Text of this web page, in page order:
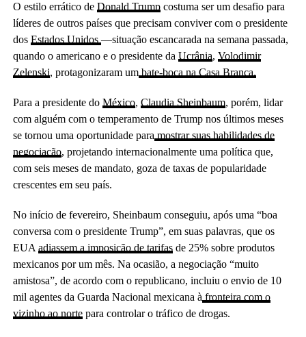
O estilo errático de Donald Trumpcostuma ser um desafio para
líderes de outros países que precisam conviver com o presidente
dos Estados Unidos—situação escancarada na semana passada,
quando o americano e o presidente da Ucrânia, Volodimir
Zelenski, protagonizaram umbate-boca na Casa Branca.
Para a presidente do México, Claudia Sheinbaum, porém, lidar
com alguém com o temperamento de Trump nos últimos meses
se tornou uma oportunidade paramostrar suas habilidades de
negociação, projetando internacionalmente uma política que,
com seis meses de mandato, goza de taxas de popularidade
crescentes em seu país.
No início de fevereiro, Sheinbaum conseguiu, após uma “boa
conversa com o presidente Trump”, em suas palavras, que os
EUAadiassem a imposição de tarifasde 25% sobre produtos
mexicanos por um mês. Na ocasião, a negociação “muito
amistosa”, de acordo com o republicano, incluiu o envio de 10
mil agentes da Guarda Nacional mexicana àfronteira com o
vizinho ao nortepara controlar o tráfico de drogas.